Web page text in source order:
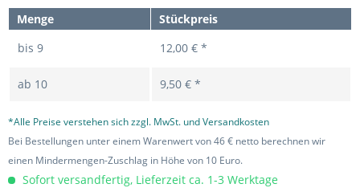
Menge
Stückpreis
bis 9 12,00 € *
ab 10 9,50 € *
*Alle Preise verstehen sich zzgl. MwSt. und Versandkosten
Bei Bestellungen unter einem Warenwert von 46 € netto berechnen wir
einen Mindermengen-Zuschlag in Höhe von 10 Euro.
Sofort versandfertig, Lieferzeit ca. 1-3 Werktage